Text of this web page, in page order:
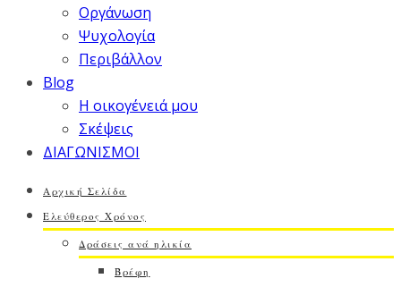
Οργάνωση
Ψυχολογία
Περιβάλλον
Blog
Η οικογένειά μου
Σκέψεις
ΔΙΑΓΩΝΙΣΜΟΙ
Αρχική Σελίδα
Ελεύθερος Χρόνος
Δράσεις ανά ηλικία
Βρέφη